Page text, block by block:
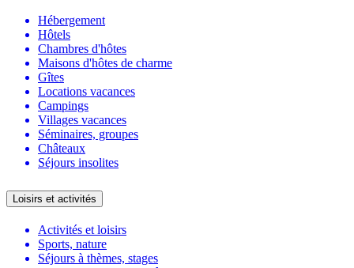
Hébergement
Hôtels
Chambres d'hôtes
Maisons d'hôtes de charme
Gîtes
Locations vacances
Campings
Villages vacances
Séminaires, groupes
Châteaux
Séjours insolites
Loisirs et activités
Activités et loisirs
Sports, nature
Séjours à thèmes, stages